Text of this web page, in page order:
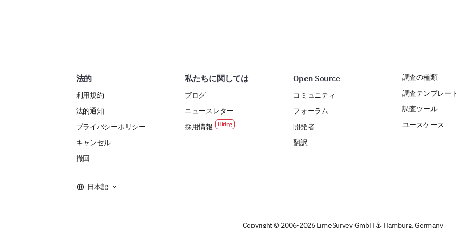
法的
利用規約
法的通知
プライバシーポリシー
キャンセル
撤回
私たちに関しては
ブログ
ニュースレター
採用情報
Open Source
コミュニティ
フォーラム
開発者
翻訳
調査の種類
調査テンプレー
調査ツール
ユースケース
日本語
Copyright © 2006-2026 LimeSurvey GmbH ⚓ Hamburg, Germany